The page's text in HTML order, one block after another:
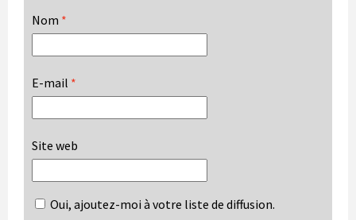
Nom *
E-mail *
Site web
Oui, ajoutez-moi à votre liste de diffusion.